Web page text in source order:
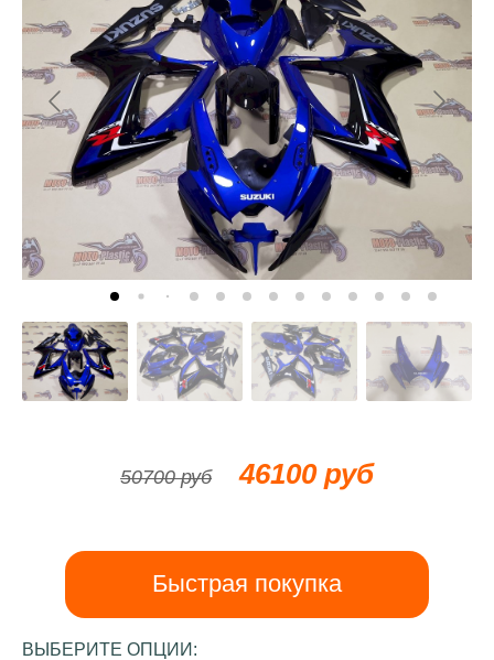
50700 руб 46100 руб
Быстрая покупка
ВЫБЕРИТЕ ОПЦИИ: